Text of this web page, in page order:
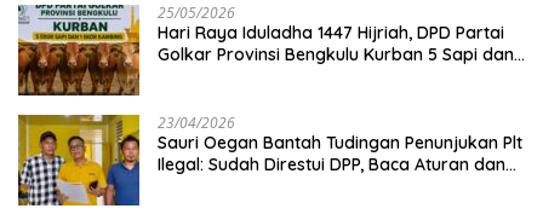
25/05/2026
Hari Raya Iduladha 1447 Hijriah, DPD Partai
Golkar Provinsi Bengkulu Kurban 5 Sapi dan 1
23/04/2026
Sauri Oegan Bantah Tudingan Penunjukan Plt
Ilegal: Sudah Direstui DPP, Baca Aturan dan